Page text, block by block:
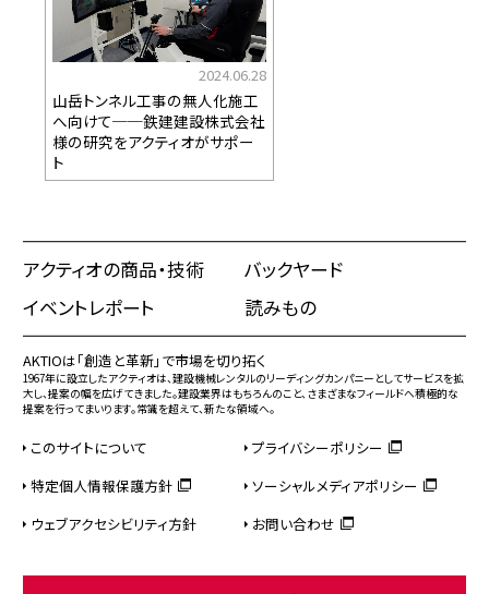
2024.06.28
山岳トンネル工事の無人化施工
へ向けて──鉄建建設株式会社
様の研究をアクティオがサポー
ト
アクティオの商品・技術
バックヤード
イベントレポート
読みもの
AKTIOは「創造と革新」で市場を切り拓く
1967年に設立したアクティオは、建設機械レンタルのリーディングカンパニーとしてサービスを拡
大し、提案の幅を広げてきました。建設業界はもちろんのこと、さまざまなフィールドへ積極的な
提案を行ってまいります。常識を超えて、新たな領域へ。
このサイトについて
プライバシーポリシー
特定個人情報保護方針
ソーシャルメディアポリシー
ウェブアクセシビリティ方針
お問い合わせ